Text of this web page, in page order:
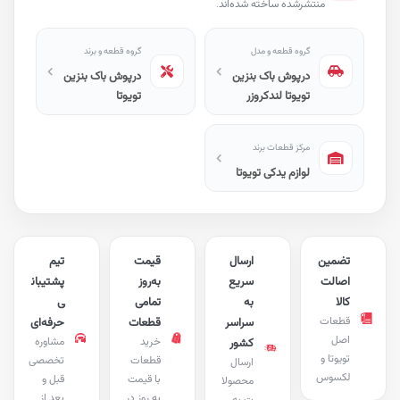
منتشرشده ساخته شده‌اند.
گروه قطعه و مدل
درپوش باک بنزین
تویوتا لندکروزر
گروه قطعه و برند
درپوش باک بنزین
تویوتا
مرکز قطعات برند
لوازم یدکی تویوتا
پشتیبان
حرفه‌ای
مشاوره
تخصصی
قبل و
بعد از
قیمت
به‌روز
تمامی
قطعات
خرید
قطعات
با قیمت
به روز در
ارسال
سریع
سراسر
کشور
ارسال
محصولا
تضمین
اصالت
قطعات
تویوتا و
لکسوس